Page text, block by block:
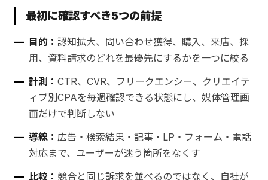
最初に確認すべき5つの前提
目的： 認知拡大、問い合わせ獲得、購入、来店、採
用、資料請求のどれを最優先にするかを一つに絞る
計測： CTR、CVR、フリークエンシー、クリエイテ
ィブ別CPAを毎週確認できる状態にし、媒体管理画
面だけで判断しない
導線： 広告・検索結果・記事・LP・フォーム・電話
対応まで、ユーザーが迷う箇所をなくす
比較： 競合と同じ訴求を並べるのではなく、自社が